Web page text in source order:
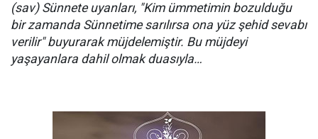
(sav) Sünnete uyanları, "Kim ümmetimin bozulduğu
bir zamanda Sünnetime sarılırsa ona yüz şehid sevabı
verilir" buyurarak müjdelemiştir. Bu müjdeyi
yaşayanlara dahil olmak duasıyla…